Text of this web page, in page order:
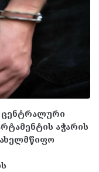
ცენტრალური
აჭარის